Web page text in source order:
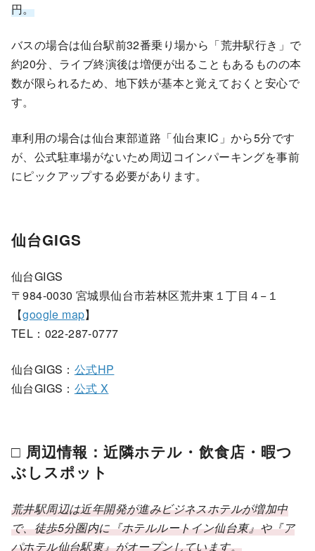
円。
バスの場合は仙台駅前32番乗り場から「荒井駅行き」で
約20分、ライブ終演後は増便が出ることもあるものの本
数が限られるため、地下鉄が基本と覚えておくと安心で
す。
車利用の場合は仙台東部道路「仙台東IC」から5分です
が、公式駐車場がないため周辺コインパーキングを事前
にピックアップする必要があります。
仙台GIGS
仙台GIGS
〒984-0030 宮城県仙台市若林区荒井東１丁目４−１
【google map】
TEL：022-287-0777
仙台GIGS： 公式HP
仙台GIGS： 公式 X
□ 周辺情報：近隣ホテル・飲食店・暇つ
ぶしスポット
荒井駅周辺は近年開発が進みビジネスホテルが増加中
で、徒歩5分圏内に『ホテルルートイン仙台東』や『ア
パホテル仙台駅東』がオープンしています。